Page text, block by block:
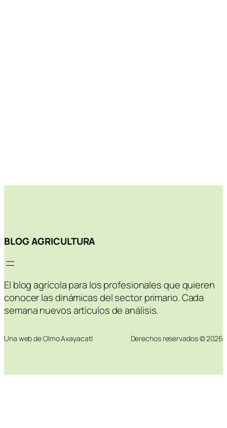
BLOG AGRICULTURA
El blog agrícola para los profesionales que quieren
conocer las dinámicas del sector primario. Cada
semana nuevos artículos de análisis.
Una web de Olmo Axayacatl Derechos reservados © 2026